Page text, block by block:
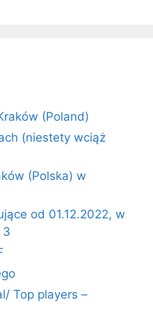
(Poland)
(niestety wciąż
(Polska) w
od 01.12.2022, w
3
Top players –